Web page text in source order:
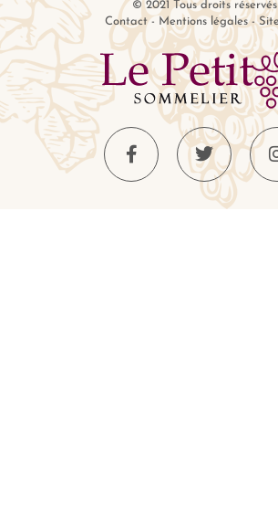
© 2021 Tous droits réservés
Contact- Mentions légales-